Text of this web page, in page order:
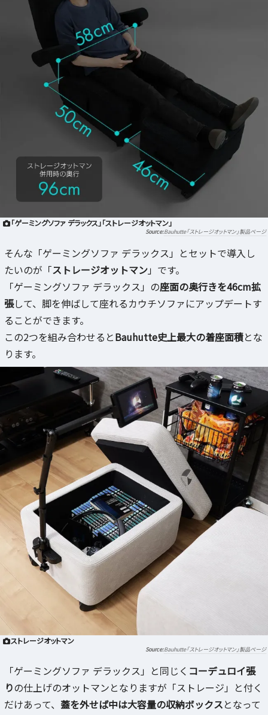
「ゲーミングソファ デラックス」「ストレージオットマン」
Bauhutte「ストレージオットマン」製品ページ
そんな「ゲーミングソファ デラックス」とセットで導入し
たいのが「ストレージオットマン」です。
「ゲーミングソファ デラックス」の座面の奥行きを46cm拡
張して、脚を伸ばして座れるカウチソファにアップデートす
ることができます。
この2つを組み合わせるとBauhutte史上最大の着座面積とな
ります。
ストレージオットマン
Bauhutte「ストレージオットマン」製品ページ
「ゲーミングソファ デラックス」と同じく コーデュロイ張
りの仕上げのオットマンとなりますが「ストレージ」と付く
だけあって、 蓋を外せば中は大容量の収納ボックスとなって